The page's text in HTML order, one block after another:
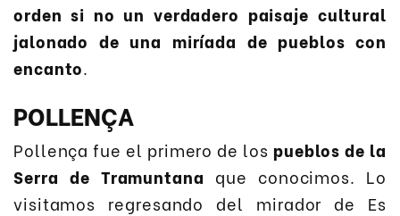
orden si no un verdadero paisaje cultural
jalonado de una miríada de pueblos con
encanto.
POLLENÇA
Pollença fue el primero de los pueblos de la
Serra de Tramuntana que conocimos. Lo
visitamos regresando del mirador de Es